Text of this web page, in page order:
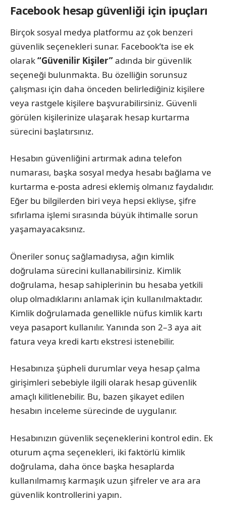
Facebook hesap güvenliği için ipuçları
Birçok sosyal medya platformu az çok benzeri
güvenlik seçenekleri sunar. Facebook’ta ise ek
olarak“Güvenilir Kişiler”adında bir güvenlik
seçeneği bulunmakta. Bu özelliğin sorunsuz
çalışması için daha önceden belirlediğiniz kişilere
veya rastgele kişilere başvurabilirsiniz. Güvenli
görülen kişilerinize ulaşarak hesap kurtarma
sürecini başlatırsınız.
Hesabın güvenliğini artırmak adına telefon
numarası, başka sosyal medya hesabı bağlama ve
kurtarma e-posta adresi eklemiş olmanız faydalıdır.
Eğer bu bilgilerden biri veya hepsi ekliyse, şifre
sıfırlama işlemi sırasında büyük ihtimalle sorun
yaşamayacaksınız.
Öneriler sonuç sağlamadıysa, ağın kimlik
doğrulama sürecini kullanabilirsiniz. Kimlik
doğrulama, hesap sahiplerinin bu hesaba yetkili
olup olmadıklarını anlamak için kullanılmaktadır.
Kimlik doğrulamada genellikle nüfus kimlik kartı
veya pasaport kullanılır. Yanında son 2–3 aya ait
fatura veya kredi kartı ekstresi istenebilir.
Hesabınıza şüpheli durumlar veya hesap çalma
girişimleri sebebiyle ilgili olarak hesap güvenlik
amaçlı kilitlenebilir. Bu, bazen şikayet edilen
hesabın inceleme sürecinde de uygulanır.
Hesabınızın güvenlik seçeneklerini kontrol edin. Ek
oturum açma seçenekleri, iki faktörlü kimlik
doğrulama, daha önce başka hesaplarda
kullanılmamış karmaşık uzun şifreler ve ara ara
güvenlik kontrollerini yapın.